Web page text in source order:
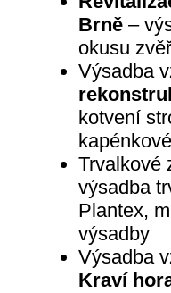
Brně–
okusu
Výsadba
kotvení
Trvalkové
výsadba
Plantex,
výsadby
Výsadba
Kraví